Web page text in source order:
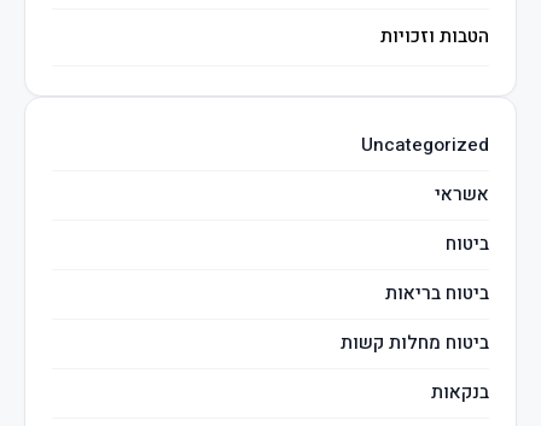
הטבות וזכויות
השקעות חכמות
מיסים
Uncategorized
אשראי
ביטוח
ביטוח בריאות
ביטוח מחלות קשות
בנקאות